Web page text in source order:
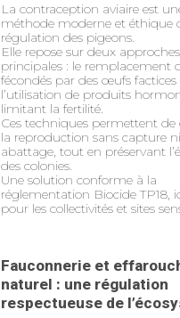
La contraception aviaire est
méthode moderne et éthique
régulation des pigeons.
Elle repose sur deux approches
principales : le remplacement
fécondés par des œufs factices
l’utilisation de produits
limitant la fertilité.
Ces techniques permettent de
la reproduction sans capture ni
abattage, tout en préservant
des colonies.
Une solution conforme à la
réglementation Biocide TP18,
pour les collectivités et sites
Fauconnerie et
naturel : une régulation
respectueuse de